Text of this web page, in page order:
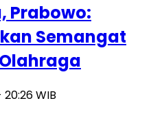
Prabowo:
Semangat
WIB